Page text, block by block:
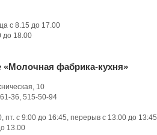
с 8.15 до 17.00
до 18.00
фабрика-кухня»
10
36, 515-50-94
пт. с 9:00 до 16:45, перерыв с 13:00 до 13:45
13.00